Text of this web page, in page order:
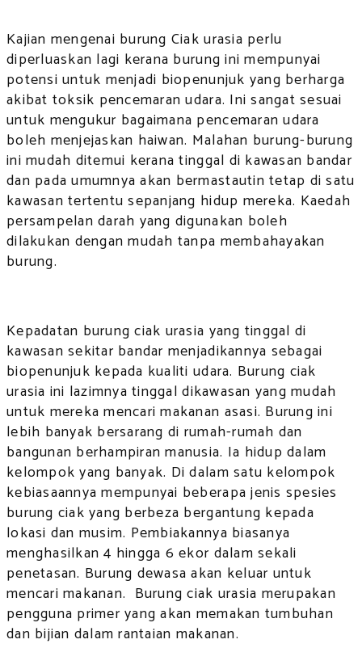
Kajian mengenai burung Ciak urasia perlu
diperluaskan lagi kerana burung ini mempunyai
potensi untuk menjadi biopenunjuk yang berharga
akibat toksik pencemaran udara. Ini sangat sesuai
untuk mengukur bagaimana pencemaran udara
boleh menjejaskan haiwan. Malahan burung-burung
ini mudah ditemui kerana tinggal di kawasan bandar
dan pada umumnya akan bermastautin tetap di satu
kawasan tertentu sepanjang hidup mereka. Kaedah
persampelan darah yang digunakan boleh
dilakukan dengan mudah tanpa membahayakan
burung.
Kepadatan burung ciak urasia yang tinggal di
kawasan sekitar bandar menjadikannya sebagai
biopenunjuk kepada kualiti udara. Burung ciak
urasia ini lazimnya tinggal dikawasan yang mudah
untuk mereka mencari makanan asasi. Burung ini
lebih banyak bersarang di rumah-rumah dan
bangunan berhampiran manusia. Ia hidup dalam
kelompok yang banyak. Di dalam satu kelompok
kebiasaannya mempunyai beberapa jenis spesies
burung ciak yang berbeza bergantung kepada
lokasi dan musim. Pembiakannya biasanya
menghasilkan 4 hingga 6 ekor dalam sekali
penetasan. Burung dewasa akan keluar untuk
mencari makanan. Burung ciak urasia merupakan
pengguna primer yang akan memakan tumbuhan
dan bijian dalam rantaian makanan.